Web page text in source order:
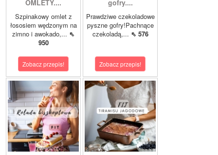
OMLETY....
Szpinakowy omlet z
łososiem wędzonym na
zimno i awokado,... ⇖
950
Zobacz przepis!
gofry....
Prawdziwe czekoladowe
pyszne gofry!Pachnące
czekoladą,... ⇖ 576
Zobacz przepis!